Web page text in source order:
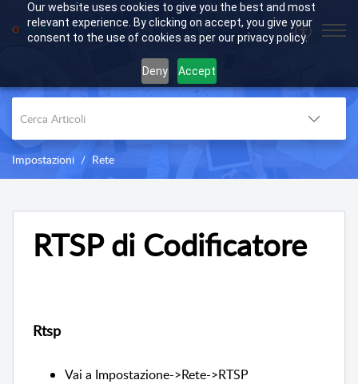
Our website uses cookies to give you the best and most
relevant experience. By clicking on accept, you give your
consent to the use of cookies as per our privacy policy.
Deny Accept
Impostazioni Rete
RTSP di Codificatore
Rtsp
Vai a Impostazione->Rete->RTSP